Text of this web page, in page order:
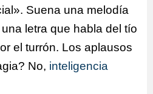
Suena una melodía
letra que habla del tío
el turrón. Los aplausos
No, inteligencia